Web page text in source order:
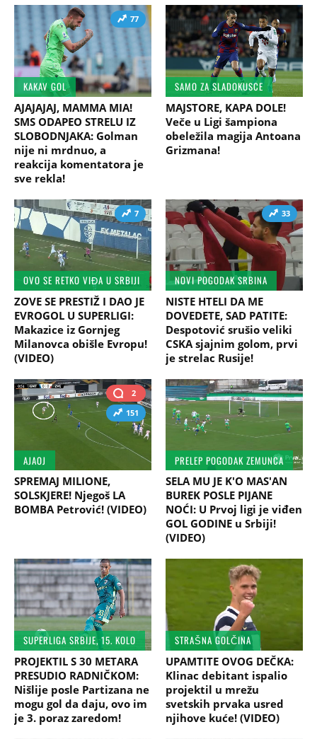
77
KAKAV GOL
AJAJAJAJ, MAMMA MIA!
SMS ODAPEO STRELU IZ
SLOBODNJAKA: Golman
nije ni mrdnuo, a
reakcija komentatora je
sve rekla!
SAMO ZA SLADOKUSCE
MAJSTORE, KAPA DOLE!
Veče u Ligi šampiona
obeležila magija Antoana
Grizmana!
7
OVO SE RETKO VIĐA U SRBIJI
ZOVE SE PRESTIŽ I DAO JE
EVROGOL U SUPERLIGI:
Makazice iz Gornjeg
Milanovca obišle Evropu!
(VIDEO)
33
NOVI POGODAK SRBINA
NISTE HTELI DA ME
DOVEDETE, SAD PATITE:
Despotović srušio veliki
CSKA sjajnim golom, prvi
je strelac Rusije!
2
151
AJAOJ
SPREMAJ MILIONE,
SOLSKJERE! Njegoš LA
BOMBA Petrović! (VIDEO)
PRELEP POGODAK ZEMUNCA
SELA MU JE K'O MAS'AN
BUREK POSLE PIJANE
NOĆI: U Prvoj ligi je viđen
GOL GODINE u Srbiji!
(VIDEO)
SUPERLIGA SRBIJE, 15. KOLO
PROJEKTIL S 30 METARA
PRESUDIO RADNIČKOM:
Nišlije posle Partizana ne
mogu gol da daju, ovo im
je 3. poraz zaredom!
STRAŠNA GOLČINA
UPAMTITE OVOG DEČKA:
Klinac debitant ispalio
projektil u mrežu
svetskih prvaka usred
njihove kuće! (VIDEO)